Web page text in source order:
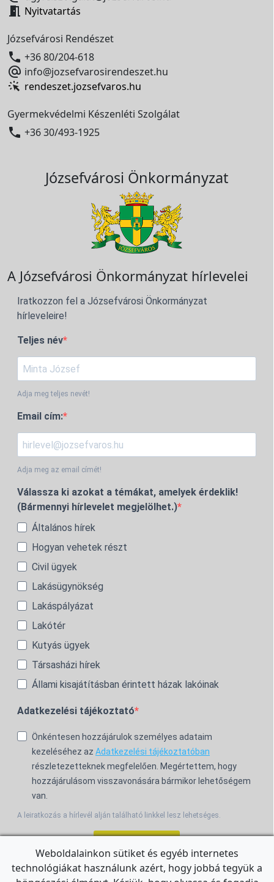
 Nyitvatartás
Józsefvárosi Rendészet
 +36 80/204-618
 info@jozsefvarosirendeszet.hu
rendeszet.jozsefvaros.hu
Gyermekvédelmi Készenléti Szolgálat
 +36 30/493-1925
Józsefvárosi Önkormányzat
A Józsefvárosi Önkormányzat hírlevelei
Iratkozzon fel a Józsefvárosi Önkormányzat
hírleveleire!
Teljes név
Adja meg teljes nevét!
Email cím:
Adja meg az email címét!
Válassza ki azokat a témákat, amelyek érdeklik!
(Bármennyi hírlevelet megjelölhet.)
Általános hírek
Hogyan vehetek részt
Civil ügyek
Lakásügynökség
Lakáspályázat
Lakótér
Kutyás ügyek
Társasházi hírek
Állami kisajátításban érintett házak lakóinak
Adatkezelési tájékoztató
Önkéntesen hozzájárulok személyes adataim
kezeléséhez az Adatkezelési tájékoztatóban
részletezetteknek megfelelően. Megértettem, hogy
hozzájárulásom visszavonására bármikor lehetőségem
van.
A leiratkozás a hírlevél alján található linkkel lesz lehetséges.
For the English Newsletter, clickHERE.
Weboldalainkon sütiket és egyéb internetes
technológiákat használunk azért, hogy jobbá tegyük a